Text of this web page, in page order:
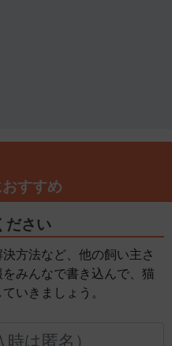
すすめ
ださい
方法など、他の飼い主さ
みんなで書き込んで、猫
いきましょう。